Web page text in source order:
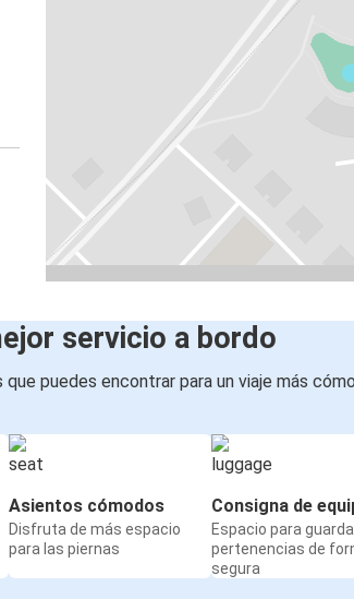
servicio a bordo
puedes encontrar para un viaje más
Asientos cómodos
Disfruta de más espacio
para las piernas
Consigna de
Espacio para
pertenencias de
segura